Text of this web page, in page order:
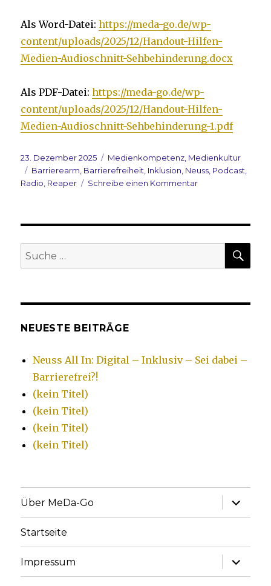
Als Word-Datei:https://meda-go.de/wp-
content/uploads/2025/12/Handout-Hilfen-
Medien-Audioschnitt-Sehbehinderung.docx
Als PDF-Datei:https://meda-go.de/wp-
content/uploads/2025/12/Handout-Hilfen-
Medien-Audioschnitt-Sehbehinderung-1.pdf
Veröffentlicht
am
23. Dezember 2025 Kategorien
Medienkompetenz Medienkultur
Schlagwörter
Barrierearm Barrierefreiheit Inklusion Neuss Podcast
Radio Reaper Schreibe einen Kommentarzu
–
–
Suche
nach:
NEUESTE BEITRÄGE
Neuss All In: Digital – Inklusiv – Sei dabei –
Barrierefrei?!
(kein Titel)
(kein Titel)
(kein Titel)
(kein Titel)
Über MeDa-Go
Startseite
Impressum